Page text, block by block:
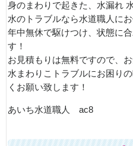
身のまわりで起きた、水漏れ
水のトラブルなら水道職人に
年中無休で駆けつけ、状態に
す！
お見積もりは無料ですので、
水まわりこトラブルにお困り
くお願い致します！
あいち水道職人 ac8